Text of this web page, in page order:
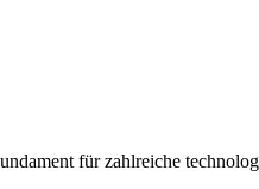
für zahlreiche